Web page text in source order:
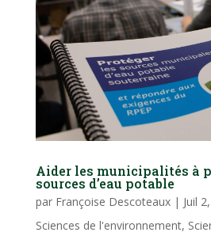
Aider les municipalités à
sources d’eau potable
par Françoise Descoteaux| Juil
Sciences de l'environnement,